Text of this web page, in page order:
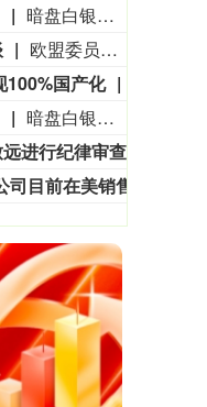
暗盘白银跌破56美元/盎司，日内跌幅3%。
欧盟委员会负责技术主权等事务的执行副主席汉娜·维尔库宁7日在社交媒体上表示，欧盟委员会当天就西班牙飞地休达局势约谈短视频平台TikTok和美国元公司（Meta），要求平台在危机期间加强内容监测并采取果断措施。 维尔库宁在社交媒体平台X上说，在危机情况下，社交媒体平台必须果断采取行动，维护数字空间完整性。她表示，平台应加强对相关内容的监测，并强化与事实核查机构的合作。 休达位于非洲西北部、直布罗陀海峡附近的地中海沿岸，与摩洛哥接壤。日前，大批非法移民从摩洛哥方向进入休达，引发近年来西班牙最严重的边境移民危机。 据德新社等媒体报道，一些进入休达的非法移民表示，他们此前从社交媒体获悉所谓“边境开放”“休达将提供住宿”以及“进入休达后可继续前往西班牙本土”等信息。 休达危机也引发了欧盟内部围绕外部边境管控和移民政策的新一轮争议。维尔库宁表示，欧盟委员会将于10日继续跟进相关情况。(新华社)
100%国产化
暗盘白银跌破56美元/盎司，日内跌幅2%。
东方电气集团党组：坚决拥护党中央对宋致远进行纪律审查和监察调查的决定